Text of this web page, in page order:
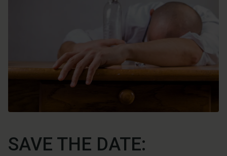
SAVE THE DATE: